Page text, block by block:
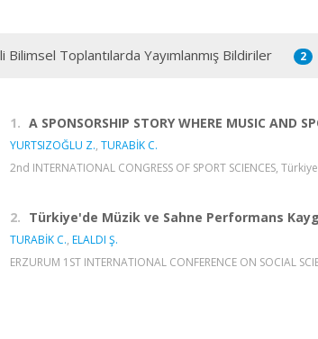
Bilimsel Toplantılarda Yayımlanmış Bildiriler 2
1. A SPONSORSHIP STORY WHERE MUSIC AND
YURTSIZOĞLU Z., TURABİK C.
2nd INTERNATIONAL CONGRESS OF SPORT SCIENCES,
2. Türkiye'de Müzik ve Sahne Performans
TURABİK C., ELALDI Ş.
ERZURUM 1ST INTERNATIONAL CONFERENCE ON SOCIAL